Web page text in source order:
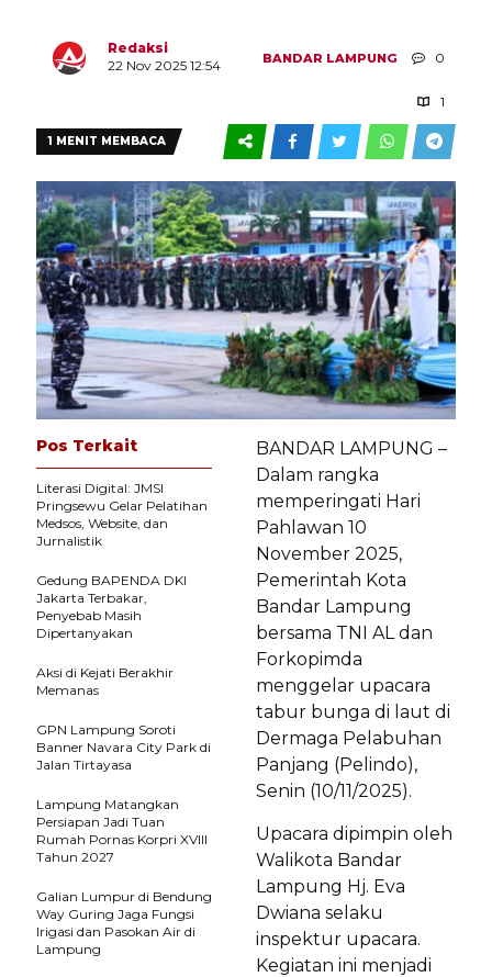
Redaksi
22 Nov 2025 12:54
BANDAR LAMPUNG 0
1
1 MENIT MEMBACA
BANDAR LAMPUNG –
Dalam rangka
memperingati Hari
Pahlawan 10
November 2025,
Pemerintah Kota
Bandar Lampung
bersama TNI AL dan
Forkopimda
menggelar upacara
tabur bunga di laut di
Dermaga Pelabuhan
Panjang (Pelindo),
Senin (10/11/2025).
Upacara dipimpin oleh
Walikota Bandar
Lampung Hj. Eva
Dwiana selaku
inspektur upacara.
Kegiatan ini menjadi
Pos Terkait
Literasi Digital: JMSI
Pringsewu Gelar Pelatihan
Medsos, Website, dan
Jurnalistik
Gedung BAPENDA DKI
Jakarta Terbakar,
Penyebab Masih
Dipertanyakan
Aksi di Kejati Berakhir
Memanas
GPN Lampung Soroti
Banner Navara City Park di
Jalan Tirtayasa
Lampung Matangkan
Persiapan Jadi Tuan
Rumah Pornas Korpri XVIII
Tahun 2027
Galian Lumpur di Bendung
Way Guring Jaga Fungsi
Irigasi dan Pasokan Air di
Lampung